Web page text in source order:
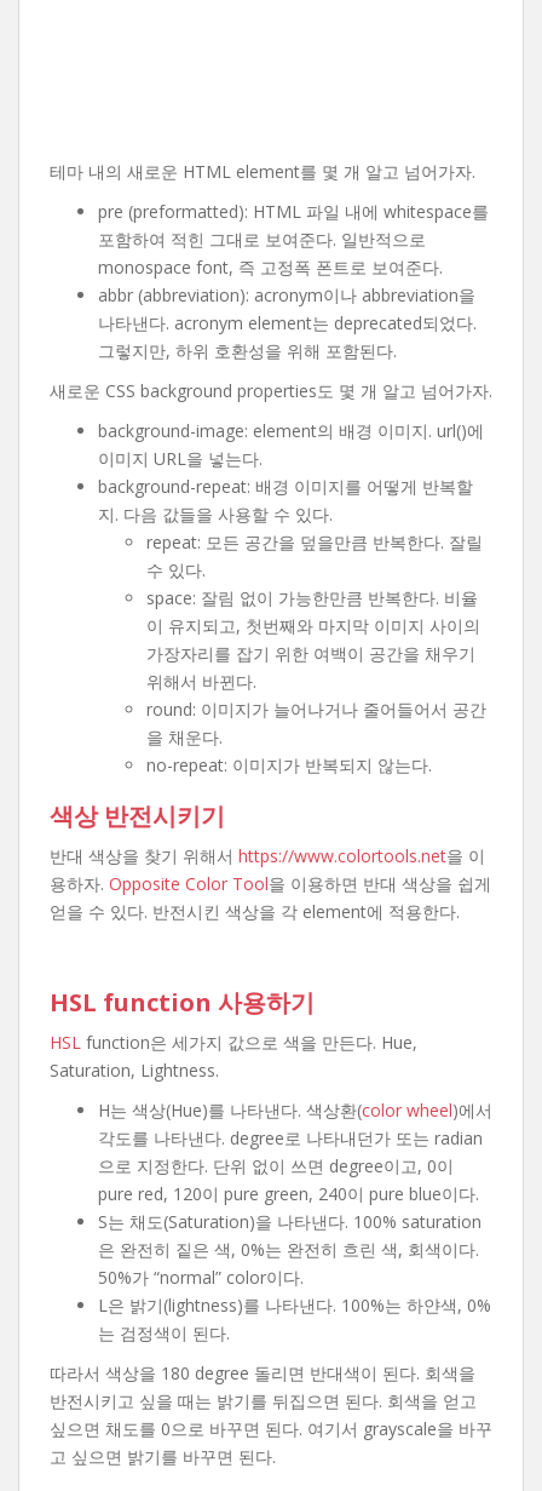
테마 내의 새로운 HTML element를 몇 개 알고 넘어가자.
pre (preformatted): HTML 파일 내에 whitespace를
포함하여 적힌 그대로 보여준다. 일반적으로
monospace font, 즉 고정폭 폰트로 보여준다.
abbr (abbreviation): acronym이나 abbreviation을
나타낸다. acronym element는 deprecated되었다.
그렇지만, 하위 호환성을 위해 포함된다.
새로운 CSS background properties도 몇 개 알고 넘어가자.
background-image: element의 배경 이미지. url()에
이미지 URL을 넣는다.
background-repeat: 배경 이미지를 어떻게 반복할
지. 다음 값들을 사용할 수 있다.
repeat: 모든 공간을 덮을만큼 반복한다. 잘릴
수 있다.
space: 잘림 없이 가능한만큼 반복한다. 비율
이 유지되고, 첫번째와 마지막 이미지 사이의
가장자리를 잡기 위한 여백이 공간을 채우기
위해서 바뀐다.
round: 이미지가 늘어나거나 줄어들어서 공간
을 채운다.
no-repeat: 이미지가 반복되지 않는다.
색상 반전시키기
반대 색상을 찾기 위해서 https://www.colortools.net을 이
용하자. Opposite Color Tool을 이용하면 반대 색상을 쉽게
얻을 수 있다. 반전시킨 색상을 각 element에 적용한다.
HSL function 사용하기
HSL function은 세가지 값으로 색을 만든다. Hue,
Saturation, Lightness.
H는 색상(Hue)를 나타낸다. 색상환(color wheel)에서
각도를 나타낸다. degree로 나타내던가 또는 radian
으로 지정한다. 단위 없이 쓰면 degree이고, 0이
pure red, 120이 pure green, 240이 pure blue이다.
S는 채도(Saturation)을 나타낸다. 100% saturation
은 완전히 짙은 색, 0%는 완전히 흐린 색, 회색이다.
50%가 “normal” color이다.
L은 밝기(lightness)를 나타낸다. 100%는 하얀색, 0%
는 검정색이 된다.
따라서 색상을 180 degree 돌리면 반대색이 된다. 회색을
반전시키고 싶을 때는 밝기를 뒤집으면 된다. 회색을 얻고
싶으면 채도를 0으로 바꾸면 된다. 여기서 grayscale을 바꾸
고 싶으면 밝기를 바꾸면 된다.